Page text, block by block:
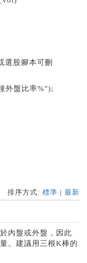
選股腳本可刪
外盤比率%");
排序方式: 標準 最新
內盤或外盤，因此
。建議用三根K棒的